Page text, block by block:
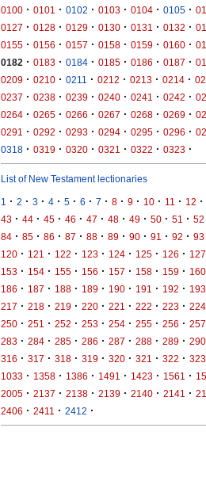
0100 · 0101 · 0102 · 0103 · 0104 · 0105 ·
0127 · 0128 · 0129 · 0130 · 0131 · 0132 ·
0155 · 0156 · 0157 · 0158 · 0159 · 0160 ·
0182 · 0183 · 0184 · 0185 · 0186 · 0187 ·
0209 · 0210 · 0211 · 0212 · 0213 · 0214 ·
0237 · 0238 · 0239 · 0240 · 0241 · 0242 ·
0264 · 0265 · 0266 · 0267 · 0268 · 0269 ·
0291 · 0292 · 0293 · 0294 · 0295 · 0296 ·
0318 · 0319 · 0320 · 0321 · 0322 · 0323 ·
List of New Testament lectionaries
1 · 2 · 3 · 4 · 5 · 6 · 7 · 8 · 9 · 10 · 11 · 12 ·
43 · 44 · 45 · 46 · 47 · 48 · 49 · 50 · 51 · 52
84 · 85 · 86 · 87 · 88 · 89 · 90 · 91 · 92 · 93
120 · 121 · 122 · 123 · 124 · 125 · 126 · 127
153 · 154 · 155 · 156 · 157 · 158 · 159 · 160
186 · 187 · 188 · 189 · 190 · 191 · 192 · 193
217 · 218 · 219 · 220 · 221 · 222 · 223 · 224
250 · 251 · 252 · 253 · 254 · 255 · 256 · 257
283 · 284 · 285 · 286 · 287 · 288 · 289 · 290
316 · 317 · 318 · 319 · 320 · 321 · 322 · 323
1033 · 1358 · 1386 · 1491 · 1423 · 1561 ·
2005 · 2137 · 2138 · 2139 · 2140 · 2141 ·
2406 · 2411 · 2412 ·